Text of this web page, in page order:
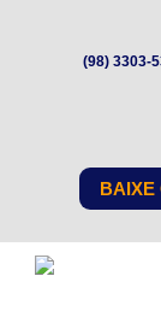
(98) 3303-
BAIXE